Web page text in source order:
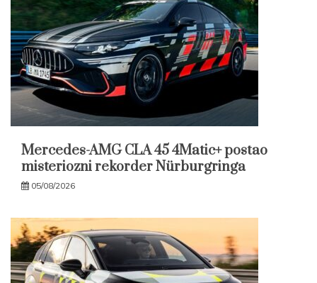
Mercedes-AMG CLA 45 4Matic+ postao
misteriozni rekorder Nürburgringa
05/08/2026